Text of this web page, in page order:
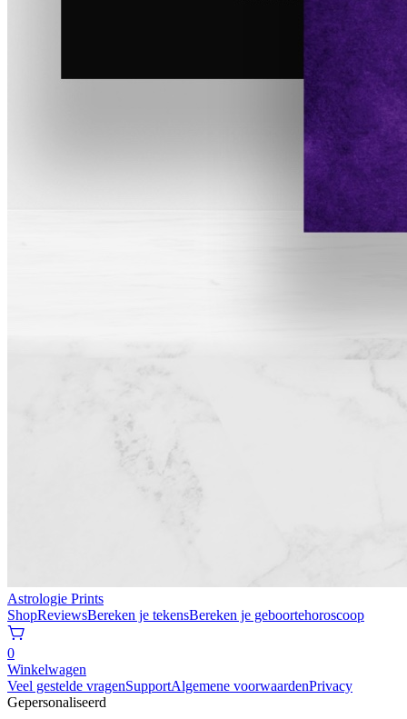
Astrologie Prints
ShopReviewsBereken je tekensBereken je geboortehoroscoop
0
Winkelwagen
Veel gestelde vragenSupportAlgemene voorwaardenPrivacy
Gepersonaliseerd